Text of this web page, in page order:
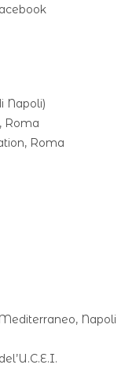
Napoli)
Roma
Roma
Napoli